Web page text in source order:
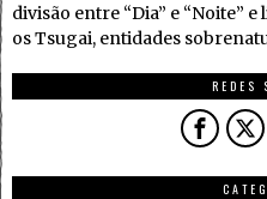
divisão entre “Dia” e “Noite”
os Tsugai, entidades
REDES